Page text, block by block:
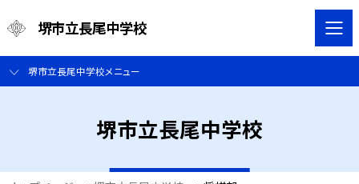
堺市立長尾中学校
堺市立長尾中学校メニュー
堺市立長尾中学校